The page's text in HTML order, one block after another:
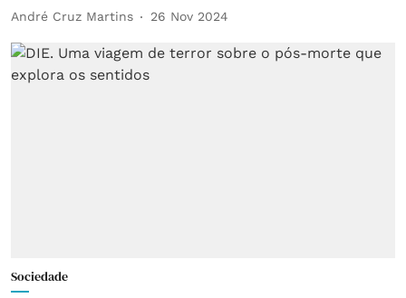
André Cruz Martins 26 Nov 2024
Sociedade